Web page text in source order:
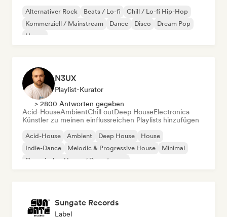
Alternativer Rock Beats / Lo-fi
Chill / Lo-fi Hip-Hop
Kommerziell / Mainstream
Dance Disco
Dream Pop
House
N3UX
Playlist-Kurator
> 2800 Antworten gegeben
Acid-HouseAmbientChill outDeep HouseElectronica
Künstler zu meinen einflussreichen Playlists hinzufügen
Acid-House Ambient Deep House
House
Indie-Dance
Melodic & Progressive House
Minimal
Organischer House / Downtempo
Sungate Records
Label